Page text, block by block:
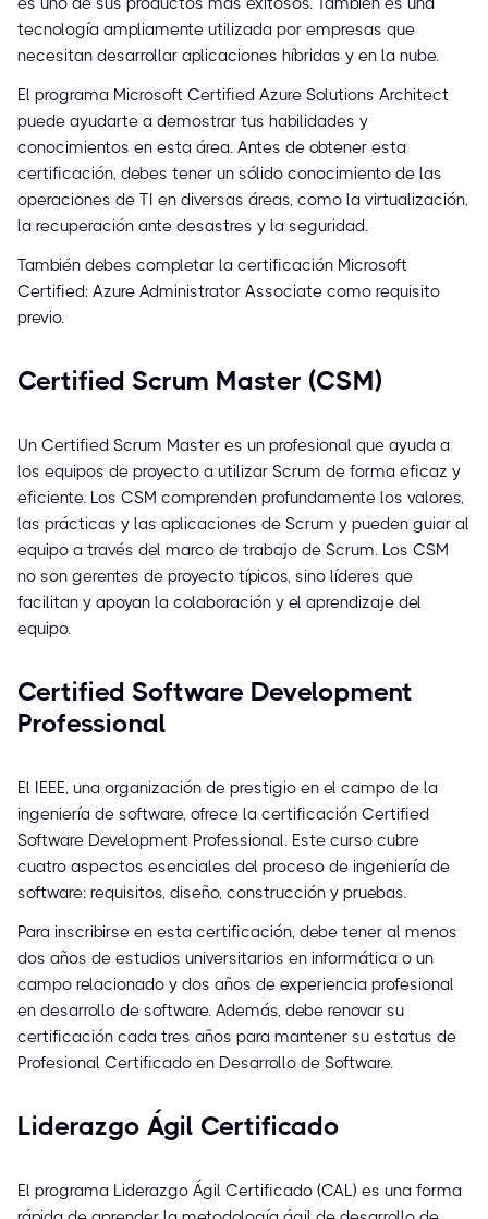
tecnología ampliamente utilizada por empresas que
necesitan desarrollar aplicaciones híbridas y en la nube.
El programa Microsoft Certified Azure Solutions Architect
puede ayudarte a demostrar tus habilidades y
conocimientos en esta área. Antes de obtener esta
certificación, debes tener un sólido conocimiento de las
operaciones de TI en diversas áreas, como la virtualización,
la recuperación ante desastres y la seguridad.
También debes completar la certificación Microsoft
Certified: Azure Administrator Associate como requisito
previo.
Certified Scrum Master (CSM)
Un Certified Scrum Master es un profesional que ayuda a
los equipos de proyecto a utilizar Scrum de forma eficaz y
eficiente. Los CSM comprenden profundamente los valores,
las prácticas y las aplicaciones de Scrum y pueden guiar al
equipo a través del marco de trabajo de Scrum. Los CSM
no son gerentes de proyecto típicos, sino líderes que
facilitan y apoyan la colaboración y el aprendizaje del
equipo.
Certified Software Development
Professional
El IEEE, una organización de prestigio en el campo de la
ingeniería de software, ofrece la certificación Certified
Software Development Professional. Este curso cubre
cuatro aspectos esenciales del proceso de ingeniería de
software: requisitos, diseño, construcción y pruebas.
Para inscribirse en esta certificación, debe tener al menos
dos años de estudios universitarios en informática o un
campo relacionado y dos años de experiencia profesional
en desarrollo de software. Además, debe renovar su
certificación cada tres años para mantener su estatus de
Profesional Certificado en Desarrollo de Software.
Liderazgo Ágil Certificado
El programa Liderazgo Ágil Certificado (CAL) es una forma